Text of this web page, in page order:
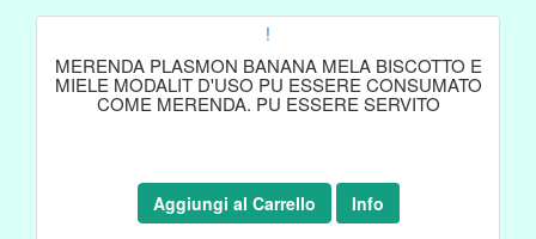
!
MERENDA PLASMON BANANA MELA BISCOTTO E
MIELE MODALIT D'USO PU ESSERE CONSUMATO
COME MERENDA. PU ESSERE SERVITO
Aggiungi al Carrello Info